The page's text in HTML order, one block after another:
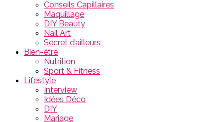
Conseils Capillaires
Maquillage
DIY Beauty
Nail Art
Secret d’ailleurs
Bien-être
Nutrition
Sport & Fitness
Lifestyle
Interview
Idées Déco
DIY
Mariage